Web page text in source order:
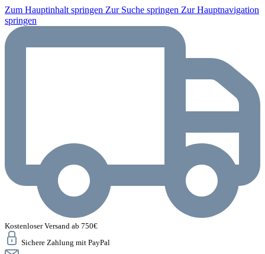
Zum Hauptinhalt springen Zur Suche springen Zur Hauptnavigation
springen
Kostenloser Versand ab 750€
Sichere Zahlung mit PayPal